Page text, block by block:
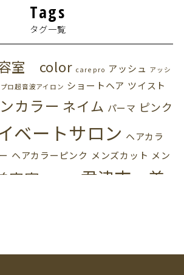
Tags
タグ一覧
室 color care pro アッシュ アッシ
ロ超音波アイロン ショートヘア ツイスト
カラー ネイム パーマ ピンク
ベートサロン ヘアカラ
ヘアカラーピンク メンズカット メン
容室
君津市 美